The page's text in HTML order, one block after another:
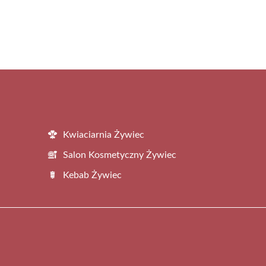
Kwiaciarnia Żywiec
Salon Kosmetyczny Żywiec
Kebab Żywiec